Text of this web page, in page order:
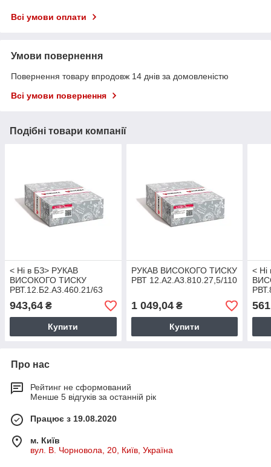
Всі умови оплати
Умови повернення
Повернення товару впродовж 14 днів за домовленістю
Всі умови повернення
Подібні товари компанії
< Ні в БЗ> РУКАВ
ВИСОКОГО ТИСКУ
РВТ.12.Б2.А3.460.21/63
943,64 ₴
Купити
РУКАВ ВИСОКОГО ТИСКУ
РВТ 12.А2.А3.810.27,5/110
1 049,04₴
Купити
<
РВТ
Про нас
Рейтинг не сформований
Менше 5 відгуків за останній рік
Працює з 19.08.2020
м. Київ
вул. В. Чорновола, 20, Київ, Україна